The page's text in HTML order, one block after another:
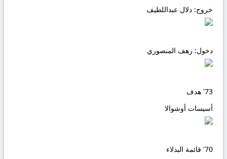
خروج: دلال عبداللطيف
دخول: رهف المنصوري
73' هدف
أسيسات أوشوالا
70' قائمة البدلاء